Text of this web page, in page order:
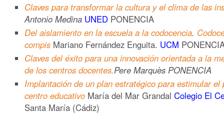
Claves para transformar la cultura y el clima de las
Antonio Medina UNED PONENCIA
Del aislamiento en la escuela a la codocencia.
compis Mariano Fernández Enguita. UCM
Claves del éxito para una innovación orientada a la
de los centros docentes.Pere Marquès PONENCIA
Implantación de un plan estratégico para estimular el
centro educativo María del Mar Grandal Colegio El
Santa María (Cádiz)